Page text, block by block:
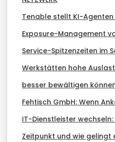
Tenable stellt KI-
Exposure-Management
Service-Spitzenzeiten im
Werkstätten hohe
besser bewältigen
Fehtisch GmbH: Wenn
IT-Dienstleister
Zeitpunkt und wie gelingt